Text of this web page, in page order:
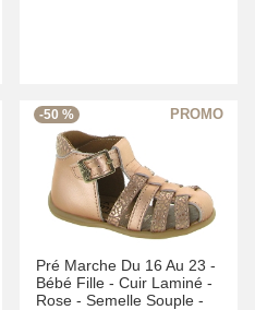
-50 %
Pré Marche Du 16 Au 23 -
Bébé Fille - Cuir Laminé -
Rose - Semelle Souple -